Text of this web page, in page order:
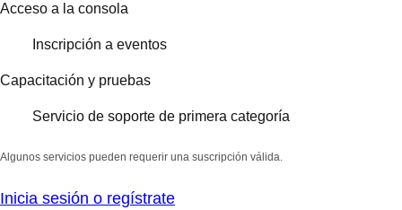
Acceso a la consola
Inscripción a eventos
Capacitación y pruebas
Servicio de soporte de primera categoría
Algunos servicios pueden requerir una suscripción válida.
Inicia sesión o regístrate